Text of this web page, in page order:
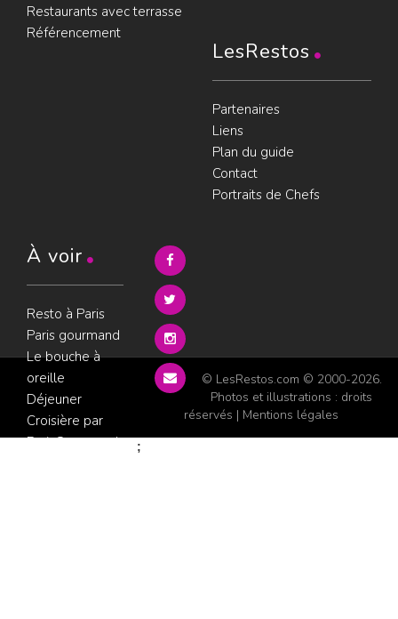
Restaurants avec terrasse
Référencement
LesRestos
Partenaires
Liens
Plan du guide
Contact
Portraits de Chefs
À voir
Resto à Paris
Paris gourmand
Le bouche à
oreille
Déjeuner
Croisière par
ParisGourmand
© LesRestos.com © 2000-2026.
Photos et illustrations : droits
réservés | Mentions légales
;